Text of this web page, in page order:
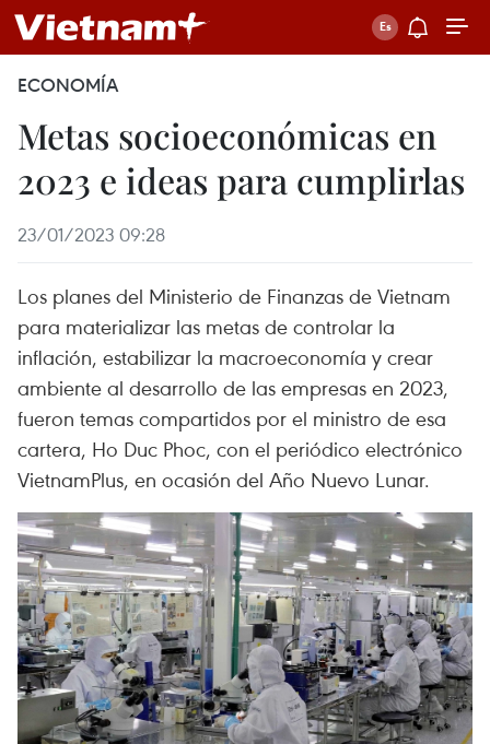
ECONOMÍA
Metas socioeconómicas en
2023 e ideas para cumplirlas
23/01/2023 09:28
Los planes del Ministerio de Finanzas de Vietnam
para materializar las metas de controlar la
inflación, estabilizar la macroeconomía y crear
ambiente al desarrollo de las empresas en 2023,
fueron temas compartidos por el ministro de esa
cartera, Ho Duc Phoc, con el periódico electrónico
VietnamPlus, en ocasión del Año Nuevo Lunar.